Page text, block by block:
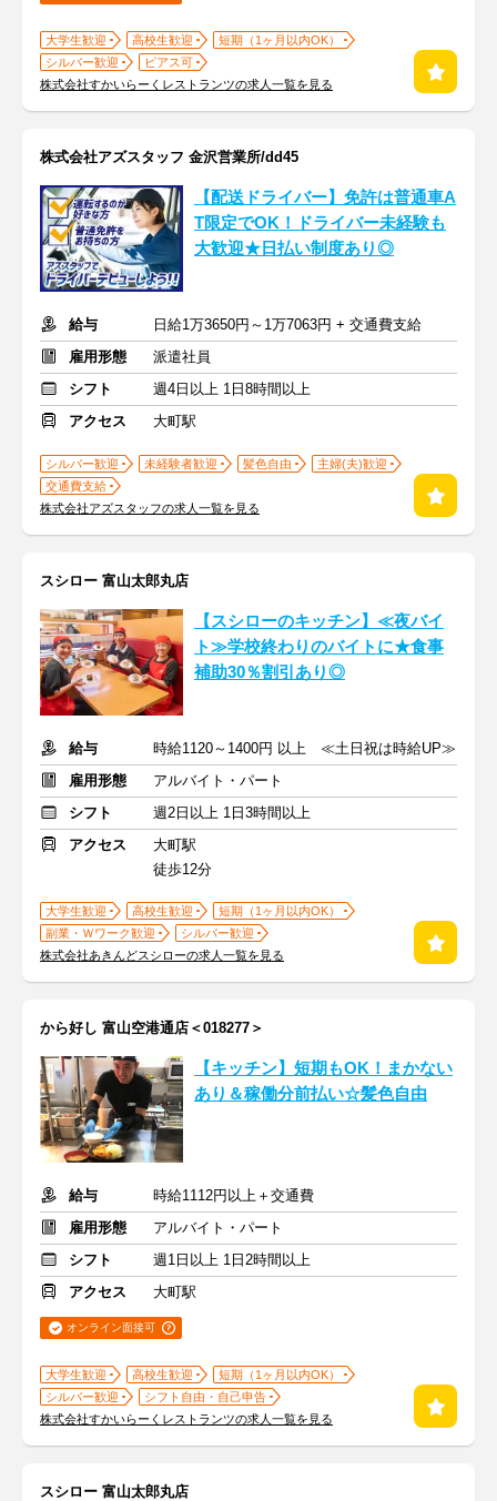
大学生歓迎 高校生歓迎
短期（1ヶ月以内OK）
シルバー歓迎
ピアス可
株式会社すかいらーくレストランツの求人一覧を見る
株式会社アズスタッフ 金沢営業所/dd45
【配送ドライバー】免許は普通車A
T限定でOK！ドライバー未経験も
大歓迎★日払い制度あり◎
給与
日給1万3650円～1万7063円 + 交通費支給
雇用形態
派遣社員
シフト
週4日以上 1日8時間以上
アクセス
大町駅
シルバー歓迎 未経験者歓迎 髪色自由
主婦(夫)歓迎
交通費支給
株式会社アズスタッフの求人一覧を見る
スシロー 富山太郎丸店
【スシローのキッチン】≪夜バイ
ト≫学校終わりのバイトに★食事
補助30％割引あり◎
給与
時給1120～1400円 以上 ≪土日祝は時給UP≫
雇用形態
アルバイト・パート
シフト
週2日以上 1日3時間以上
アクセス
大町駅
徒歩12分
大学生歓迎 高校生歓迎
短期（1ヶ月以内OK）
副業・Ｗワーク歓迎
シルバー歓迎
株式会社あきんどスシローの求人一覧を見る
から好し 富山空港通店＜018277＞
【キッチン】短期もOK！まかない
あり＆稼働分前払い☆髪色自由
給与
時給1112円以上＋交通費
雇用形態
アルバイト・パート
シフト
週1日以上 1日2時間以上
アクセス
大町駅
オンライン面接可
大学生歓迎 高校生歓迎
短期（1ヶ月以内OK）
シルバー歓迎
シフト自由・自己申告
株式会社すかいらーくレストランツの求人一覧を見る
スシロー 富山太郎丸店